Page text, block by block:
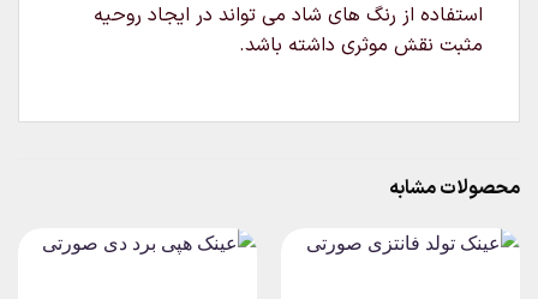
استفاده از رنگ های شاد می تواند در ایجاد روحیه
مثبت نقش موثری داشته باشد.
محصولات مشابه